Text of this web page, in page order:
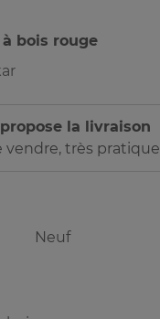
bois rouge
la livraison
vendre, très pratique
Neuf